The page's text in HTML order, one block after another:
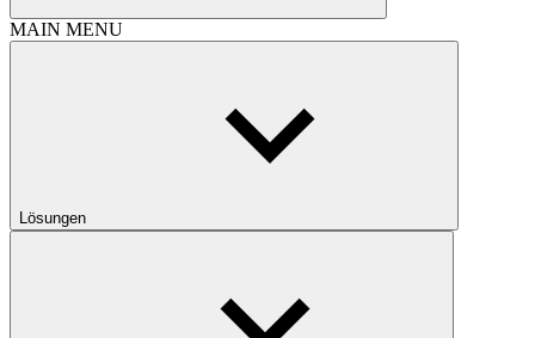
MAIN MENU
Lösungen